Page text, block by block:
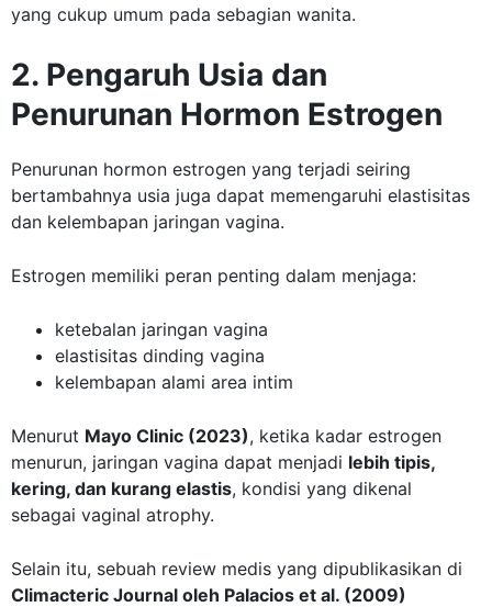
yang cukup umum pada sebagian wanita.
2. Pengaruh Usia dan
Penurunan Hormon Estrogen
Penurunan hormon estrogen yang terjadi seiring
bertambahnya usia juga dapat memengaruhi elastisitas
dan kelembapan jaringan vagina.
Estrogen memiliki peran penting dalam menjaga:
ketebalan jaringan vagina
elastisitas dinding vagina
kelembapan alami area intim
Menurut Mayo Clinic (2023), ketika kadar estrogen
menurun, jaringan vagina dapat menjadi lebih tipis,
kering, dan kurang elastis, kondisi yang dikenal
sebagai vaginal atrophy.
Selain itu, sebuah review medis yang dipublikasikan di
Climacteric Journal oleh Palacios et al. (2009)